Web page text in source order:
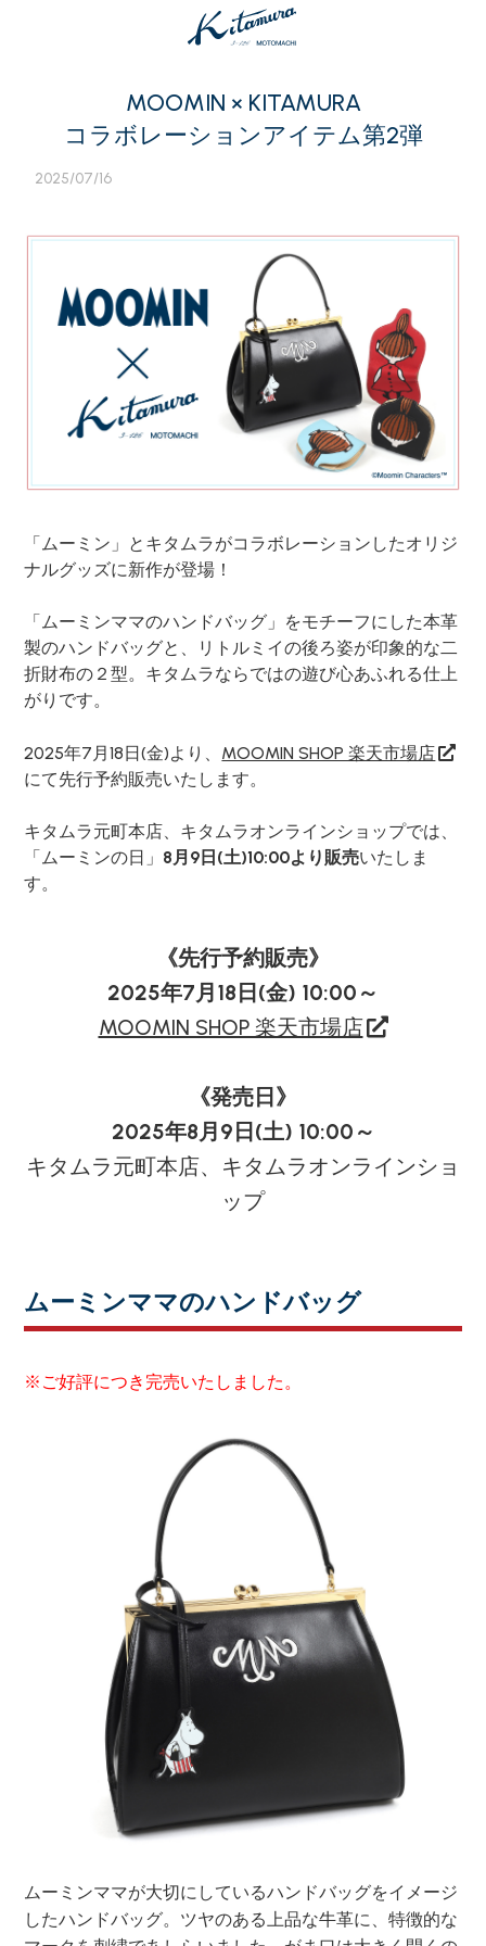
MOOMIN × KITAMURA
コラボレーションアイテム第2弾
2025/07/16
「ムーミン」とキタムラがコラボレーションしたオリジ
ナルグッズに新作が登場！
「ムーミンママのハンドバッグ」をモチーフにした本革
製のハンドバッグと、リトルミイの後ろ姿が印象的な二
折財布の２型。キタムラならではの遊び心あふれる仕上
がりです。
2025年7月18日(金)より、 MOOMIN SHOP 楽天市場店
にて先行予約販売いたします。
キタムラ元町本店、キタムラオンラインショップでは、
「ムーミンの日」 8月9日(土)10:00より販売いたしま
す。
《先行予約販売》
2025年7月18日(金) 10:00～
MOOMIN SHOP 楽天市場店
《発売日》
2025年8月9日(土) 10:00～
キタムラ元町本店、キタムラオンラインショ
ップ
ムーミンママのハンドバッグ
※ご好評につき完売いたしました。
ムーミンママが大切にしているハンドバッグをイメージ
したハンドバッグ。ツヤのある上品な牛革に、特徴的な